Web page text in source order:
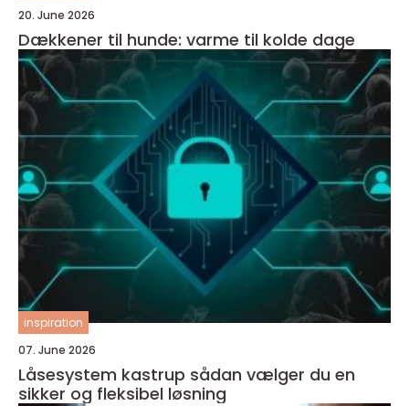
20. June 2026
Dækkener til hunde: varme til kolde dage
inspiration
07. June 2026
Låsesystem kastrup sådan vælger du en
sikker og fleksibel løsning